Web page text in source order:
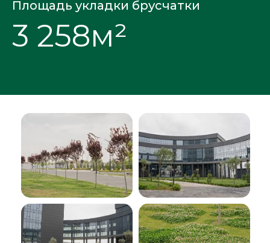
3 258м²
Площадь укладки брусчатки